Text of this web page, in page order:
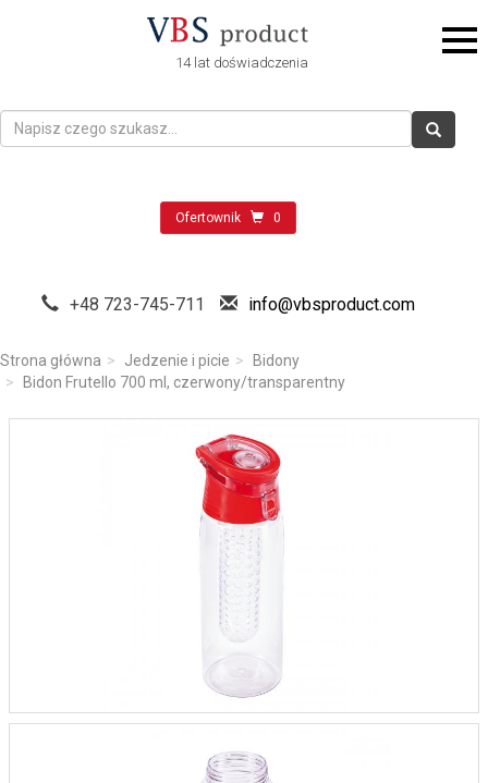
14 lat doświadczenia
Ofertownik 0
+48 723-745-711 info@vbsproduct.com
Strona główna Jedzenie i picie
Bidony
Bidon Frutello 700 ml, czerwony/transparentny